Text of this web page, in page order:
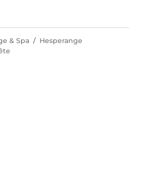
& Spa
Hesperange